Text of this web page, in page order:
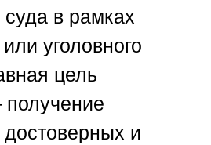
в рамках
уголовного
цель
и